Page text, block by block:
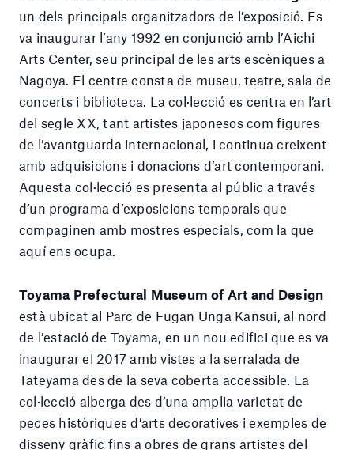
un dels principals organitzadors de l’exposició. Es
va inaugurar l’any 1992 en conjunció amb l’Aichi
Arts Center, seu principal de les arts escèniques a
Nagoya. El centre consta de museu, teatre, sala de
concerts i biblioteca. La col·lecció es centra en l’art
del segle XX, tant artistes japonesos com figures
de l’avantguarda internacional, i continua creixent
amb adquisicions i donacions d’art contemporani.
Aquesta col·lecció es presenta al públic a través
d’un programa d’exposicions temporals que
compaginen amb mostres especials, com la que
aquí ens ocupa.
Toyama Prefectural Museum of Art and Design
està ubicat al Parc de Fugan Unga Kansui, al nord
de l’estació de Toyama, en un nou edifici que es va
inaugurar el 2017 amb vistes a la serralada de
Tateyama des de la seva coberta accessible. La
col·lecció alberga des d’una amplia varietat de
peces històriques d’arts decoratives i exemples de
disseny gràfic fins a obres de grans artistes del